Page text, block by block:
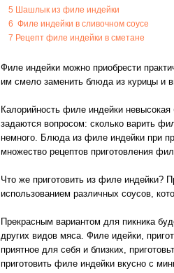
5 Шашлык из филе индейки
6 Филе индейки в сливочном соусе
7 Рецепт филе индейки в сметане
Филе индейки можно приобрести
им смело заменить блюда из курицы и
Калорийность филе индейки
задаются вопросом: сколько варить
немного. Блюда из филе индейки при
множество рецептов приготовления
Что же приготовить из филе индейки?
использованием различных соусов,
Прекрасным вариантом для пикника
других видов мяса. Филе идейки,
приятное для себя и близких,
приготовить филе индейки вкусно с